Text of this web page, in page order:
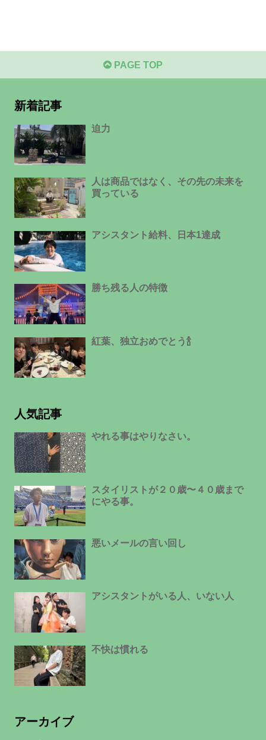
PAGE TOP
新着記事
迫力
人は商品ではなく、その先の未来を
買っている
アシスタント給料、日本1達成
勝ち残る人の特徴
紅葉、独立おめでとう🍾
人気記事
やれる事はやりなさい。
スタイリストが２０歳〜４０歳まで
にやる事。
悪いメールの言い回し
アシスタントがいる人、いない人
不快は慣れる
アーカイブ